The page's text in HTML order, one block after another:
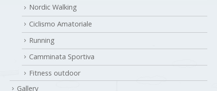
Nordic Walking
Ciclismo Amatoriale
Running
Camminata Sportiva
Fitness outdoor
Gallery